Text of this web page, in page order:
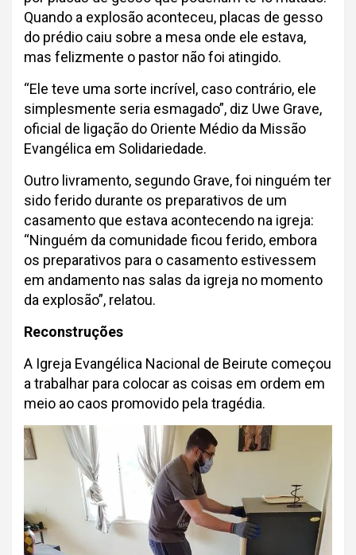
Quando a explosão aconteceu, placas de gesso
do prédio caiu sobre a mesa onde ele estava,
mas felizmente o pastor não foi atingido.
“Ele teve uma sorte incrível, caso contrário, ele
simplesmente seria esmagado”, diz Uwe Grave,
oficial de ligação do Oriente Médio da Missão
Evangélica em Solidariedade.
Outro livramento, segundo Grave, foi ninguém ter
sido ferido durante os preparativos de um
casamento que estava acontecendo na igreja:
“Ninguém da comunidade ficou ferido, embora
os preparativos para o casamento estivessem
em andamento nas salas da igreja no momento
da explosão”, relatou.
Reconstruções
A Igreja Evangélica Nacional de Beirute começou
a trabalhar para colocar as coisas em ordem em
meio ao caos promovido pela tragédia.